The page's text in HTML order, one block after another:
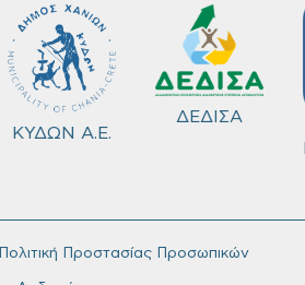
ΚΥΔΩΝ Α.Ε.
ΔΕΔΙΣΑ
Πολιτική Προστασίας Προσωπικών